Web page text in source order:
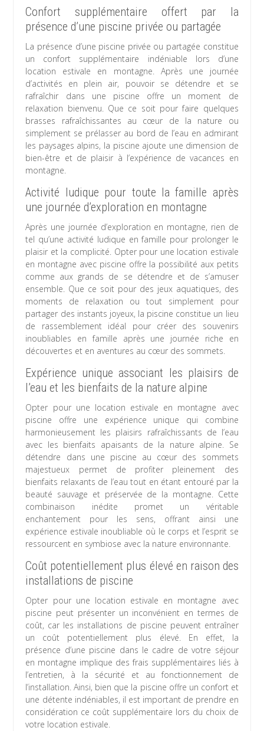
Confort supplémentaire offert par la
présence d’une piscine privée ou partagée
La présence d’une piscine privée ou partagée constitue
un confort supplémentaire indéniable lors d’une
location estivale en montagne. Après une journée
d’activités en plein air, pouvoir se détendre et se
rafraîchir dans une piscine offre un moment de
relaxation bienvenu. Que ce soit pour faire quelques
brasses rafraîchissantes au cœur de la nature ou
simplement se prélasser au bord de l’eau en admirant
les paysages alpins, la piscine ajoute une dimension de
bien-être et de plaisir à l’expérience de vacances en
montagne.
Activité ludique pour toute la famille après
une journée d’exploration en montagne
Après une journée d’exploration en montagne, rien de
tel qu’une activité ludique en famille pour prolonger le
plaisir et la complicité. Opter pour une location estivale
en montagne avec piscine offre la possibilité aux petits
comme aux grands de se détendre et de s’amuser
ensemble. Que ce soit pour des jeux aquatiques, des
moments de relaxation ou tout simplement pour
partager des instants joyeux, la piscine constitue un lieu
de rassemblement idéal pour créer des souvenirs
inoubliables en famille après une journée riche en
découvertes et en aventures au cœur des sommets.
Expérience unique associant les plaisirs de
l’eau et les bienfaits de la nature alpine
Opter pour une location estivale en montagne avec
piscine offre une expérience unique qui combine
harmonieusement les plaisirs rafraîchissants de l’eau
avec les bienfaits apaisants de la nature alpine. Se
détendre dans une piscine au cœur des sommets
majestueux permet de profiter pleinement des
bienfaits relaxants de l’eau tout en étant entouré par la
beauté sauvage et préservée de la montagne. Cette
combinaison inédite promet un véritable
enchantement pour les sens, offrant ainsi une
expérience estivale inoubliable où le corps et l’esprit se
ressourcent en symbiose avec la nature environnante.
Coût potentiellement plus élevé en raison des
installations de piscine
Opter pour une location estivale en montagne avec
piscine peut présenter un inconvénient en termes de
coût, car les installations de piscine peuvent entraîner
un coût potentiellement plus élevé. En effet, la
présence d’une piscine dans le cadre de votre séjour
en montagne implique des frais supplémentaires liés à
l’entretien, à la sécurité et au fonctionnement de
l’installation. Ainsi, bien que la piscine offre un confort et
une détente indéniables, il est important de prendre en
considération ce coût supplémentaire lors du choix de
votre location estivale.